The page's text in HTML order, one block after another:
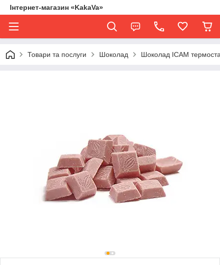
Інтернет-магазин «KakaVa»
Товари та послуги Шоколад Шоколад ICAM